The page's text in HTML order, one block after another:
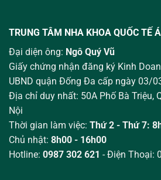
TRUNG TÂM NHA KHOA QUỐC TẾ
Đại diện ông: Ngô Quý Vũ
Giấy chứng nhận đăng ký Kinh
UBND quận Đống Đa cấp ngày 03/
Địa chỉ duy nhất: 50A Phố Bà Triệu,
Nội
Thời gian làm việc: Thứ 2 - Thứ 7:
Chủ nhật: 8h00 - 16h00
Hotline: 0987 302 621 - Điện Thoại: